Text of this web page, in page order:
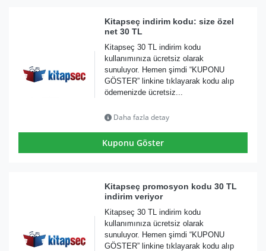
Kitapseç indirim kodu: size özel
net 30 TL
Kitapseç 30 TL indirim kodu
kullanımınıza ücretsiz olarak
sunuluyor. Hemen şimdi “KUPONU
GÖSTER” linkine tıklayarak kodu alıp
ödemenizde ücretsiz...
Daha fazla detay
Kuponu Göster
Kitapseç promosyon kodu 30 TL
indirim veriyor
Kitapseç 30 TL indirim kodu
kullanımınıza ücretsiz olarak
sunuluyor. Hemen şimdi “KUPONU
GÖSTER” linkine tıklayarak kodu alıp